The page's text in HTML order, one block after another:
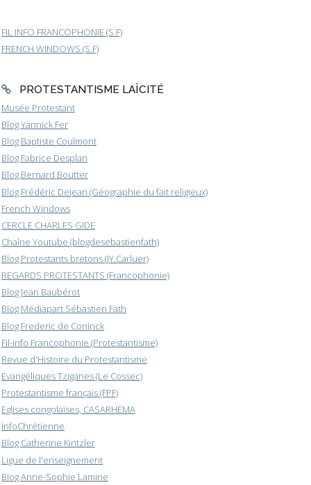
FIL INFO FRANCOPHONIE (S.F)
FRENCH WINDOWS (S.F)
PROTESTANTISME LAÏCITÉ
Musée Protestant
Blog Yannick Fer
Blog Baptiste Coulmont
Blog Fabrice Desplan
Blog Bernard Boutter
Blog Frédéric Dejean (Géographie du fait religieux)
French Windows
CERCLE CHARLES GIDE
Chaîne Youtube (blogdesebastienfath)
Blog Protestants bretons (JY.Carluer)
REGARDS PROTESTANTS (Francophonie)
Blog Jean Baubérot
Blog Médiapart Sébastien Fath
Blog Frederic de Coninck
Fil-info Francophonie (Protestantisme)
Revue d'Histoire du Protestantisme
Evangéliques Tziganes (Le Cossec)
Protestantisme français (FPF)
Eglises congolaises, CASARHEMA
InfoChrétienne
Blog Catherine Kintzler
Ligue de l'enseignement
Blog Anne-Sophie Lamine